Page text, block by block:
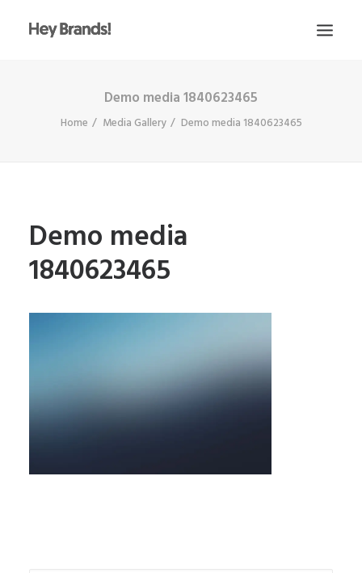
CONÓCENOS
ESCRÍBENOS
Demo media 1840623465
Home Media Gallery Demo media 1840623465
Demo media
1840623465